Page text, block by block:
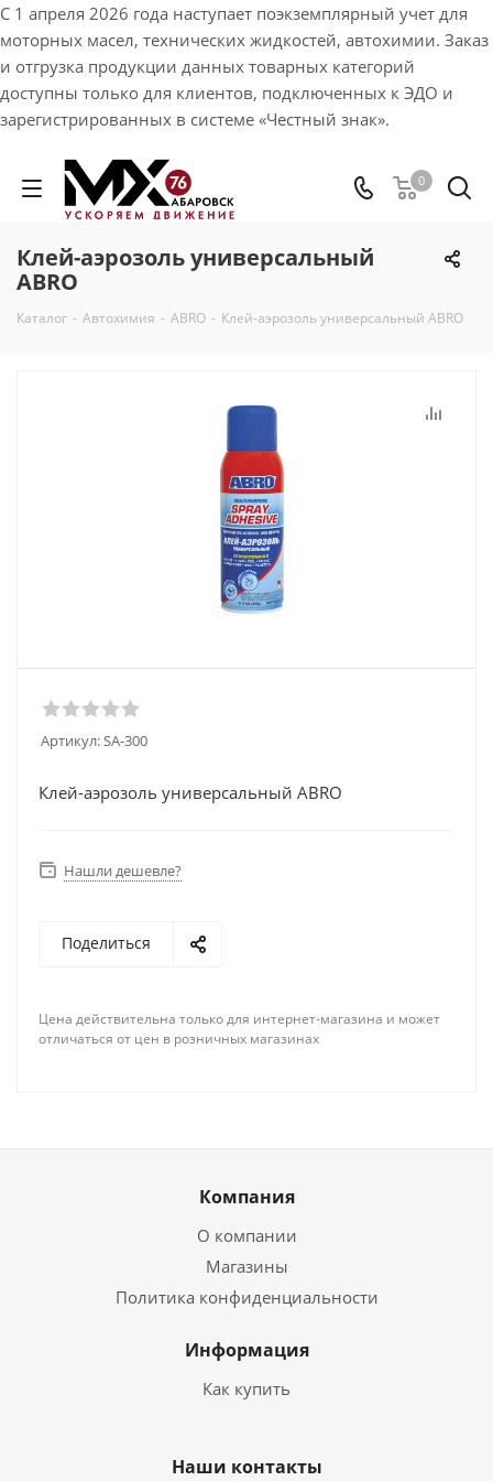
С 1 апреля 2026 года наступает поэкземплярный учет для
моторных масел, технических жидкостей, автохимии. Заказ
и отгрузка продукции данных товарных категорий
доступны только для клиентов, подключенных к ЭДО и
зарегистрированных в системе «Честный знак».
0
Клей-аэрозоль универсальный
ABRO
Каталог - Автохимия - ABRO - Клей-аэрозоль универсальный ABRO
Артикул:SA-300
Клей-аэрозоль универсальный ABRO
Нашли дешевле?
Поделиться
Цена действительна только для интернет-магазина и может
отличаться от цен в розничных магазинах
Компания
О компании
Магазины
Политика конфиденциальности
Информация
Как купить
Наши контакты